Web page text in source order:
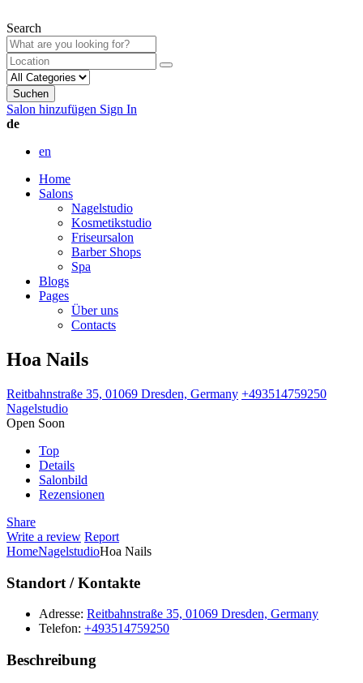
Search
Suchen
Salon hinzufügen Sign In
de
en
Home
Salons
Nagelstudio
Kosmetikstudio
Friseursalon
Barber Shops
Spa
Blogs
Pages
Über uns
Contacts
Hoa Nails
Reitbahnstraße 35, 01069 Dresden, Germany +493514759250
Nagelstudio
Open Soon
Top
Details
Salonbild
Rezensionen
Share
Write a review Report
HomeNagelstudioHoa Nails
Standort / Kontakte
Adresse: Reitbahnstraße 35, 01069 Dresden, Germany
Telefon: +493514759250
Beschreibung